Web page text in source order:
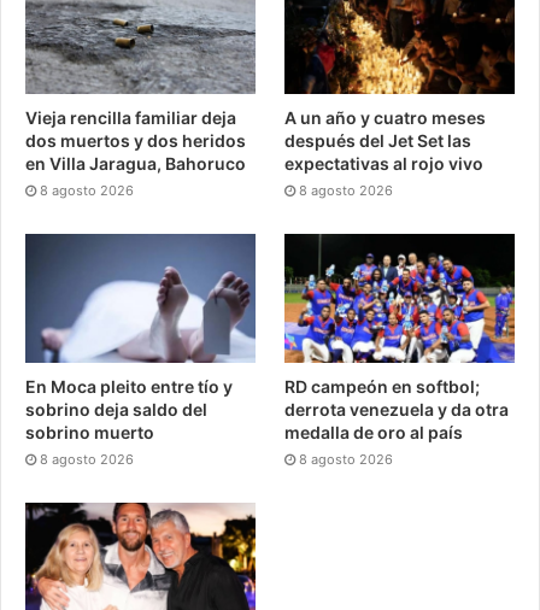
Vieja rencilla familiar deja
dos muertos y dos heridos
en Villa Jaragua, Bahoruco
8 agosto 2026
A un año y cuatro meses
después del Jet Set las
expectativas al rojo vivo
8 agosto 2026
En Moca pleito entre tío y
sobrino deja saldo del
sobrino muerto
8 agosto 2026
RD campeón en softbol;
derrota venezuela y da otra
medalla de oro al país
8 agosto 2026